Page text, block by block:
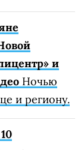
и
Ночью
и региону.